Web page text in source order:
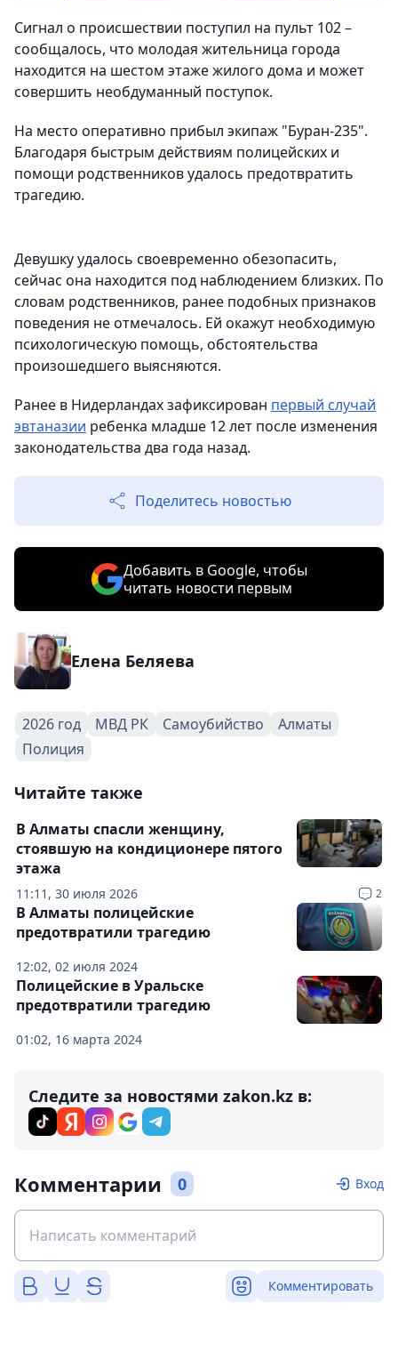
Сигнал о происшествии поступил на пульт 102 –
сообщалось, что молодая жительница города
находится на шестом этаже жилого дома и может
совершить необдуманный поступок.
На место оперативно прибыл экипаж "Буран-235".
Благодаря быстрым действиям полицейских и
помощи родственников удалось предотвратить
трагедию.
Девушку удалось своевременно обезопасить,
сейчас она находится под наблюдением близких. По
словам родственников, ранее подобных признаков
поведения не отмечалось. Ей окажут необходимую
психологическую помощь, обстоятельства
произошедшего выясняются.
Ранее в Нидерландах зафиксирован первый случай
эвтаназии ребенка младше 12 лет после изменения
законодательства два года назад.
Поделитесь новостью
Добавить в Google, чтобы
читать новости первым
Елена Беляева
2026 год МВД РК Самоубийство
Алматы
Полиция
Читайте также
11:11, 30 июля 2026 2
В Алматы спасли женщину,
стоявшую на кондиционере пятого
этажа
12:02, 02 июля 2024
В Алматы полицейские
предотвратили трагедию
01:02, 16 марта 2024
Полицейские в Уральске
предотвратили трагедию
Следите за новостями zakon.kz в:
Комментарии 0 Вход
Комментировать